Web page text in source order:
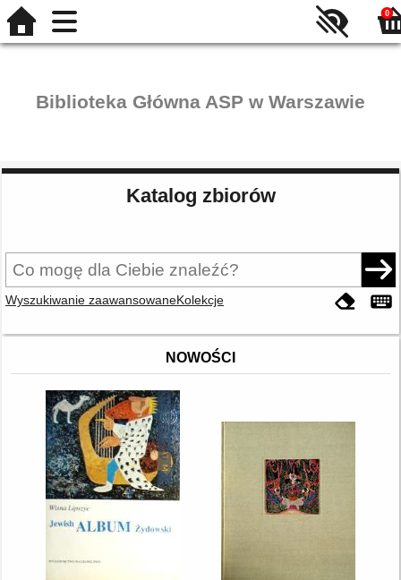
0
Biblioteka Główna ASP w Warszawie
Katalog zbiorów
Wyszukiwanie zaawansowaneKolekcje
NOWOŚCI